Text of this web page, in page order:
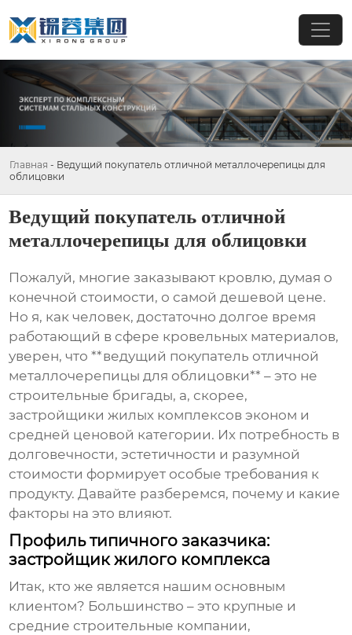
Главная - Ведущий покупатель отличной металлочерепицы для
облицовки
Ведущий покупатель отличной
металлочерепицы для облицовки
Пожалуй, многие заказывают кровлю, думая о
конечной стоимости, о самой дешевой цене.
Но я, как человек, достаточно долгое время
работающий в сфере кровельных материалов,
уверен, что **ведущий покупатель отличной
металлочерепицы для облицовки** – это не
строительные бригады, а, скорее,
застройщики жилых комплексов эконом и
средней ценовой категории. Их потребность в
долговечности, эстетичности и разумной
стоимости формирует особые требования к
продукту. Давайте разберемся, почему и какие
факторы на это влияют.
Профиль типичного заказчика:
застройщик жилого комплекса
Итак, кто же является нашим основным
клиентом? Большинство – это крупные и
средние строительные компании,